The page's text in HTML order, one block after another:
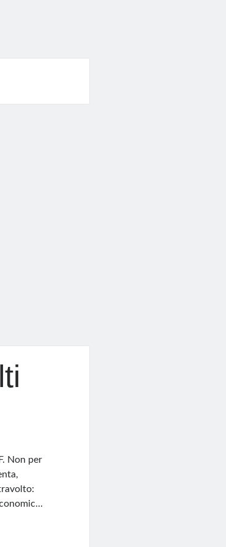
Non per